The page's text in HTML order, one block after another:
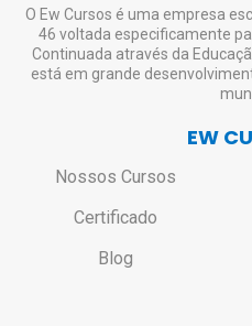
Não haverá
acesso aos
certificado.
O Ew Cursos é uma empresa
46 voltada especificamente
Continuada através da
está em grande
EW
Nossos Cursos
Certificado
Blog